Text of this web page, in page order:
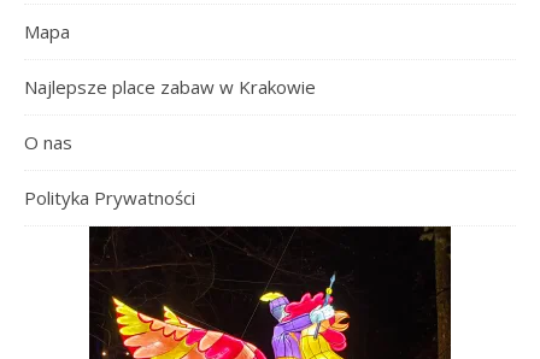
Mapa
Najlepsze place zabaw w Krakowie
O nas
Polityka Prywatności